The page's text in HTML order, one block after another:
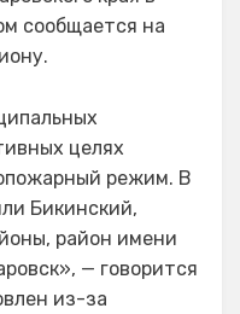
сообщается на
целях
режим. В
Бикинский,
район имени
— говорится
из-за